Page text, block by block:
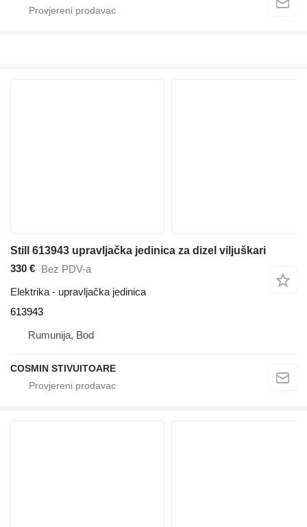
Still 613943 upravljačka jedinica za dizel viljuškari
330 €
Bez PDV-a
Elektrika - upravljačka jedinica
613943
Rumunija, Bod
COSMIN STIVUITOARE